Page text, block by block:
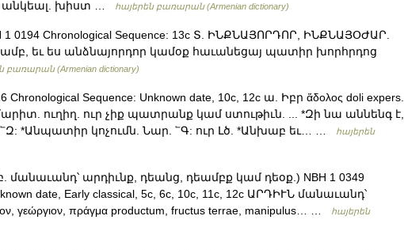
անկեալ. խիստ …
հայերեն բառարան (Armenian dictionary)
1 0194 Chronological Sequence: 13c Տ. ԻՆՔՆԱՅՈՐԴՈՐ, ԻՆՔՆԱՅՕԺԱՐ.
եւ ես անձնայորդոր կամօք հաւանեցայ պատիր խորհրդոց
բառարան (Armenian dictionary)
Chronological Sequence: Unknown date, 10c, 12c ա. Իբր ἅδολος doli expers.
ուղիղ. ուր չիք պատրանք կամ ստութիւն. ... *Զի նա աննենգ է,
*Անպատիր կոչումն. Նար. ՟Գ: ուր Լծ. *Անխաբ եւ… …
հայերեն
արդիւնք, դեանց, դեամբք կամ դեօք.) NBH 1 0349
date, Early classical, 5c, 6c, 10c, 11c, 12c ԱՐԴԻՒՆ մանաւանդ՝
γεώργιον, πράγμα productum, fructus terrae, manipulus… …
հայերեն